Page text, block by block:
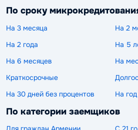
По сроку
На 3 месяца
На 2
На 2 года
На 5
На 6 месяцев
На
Краткосрочные
На 30 дней без процентов
На год
По категории заемщиков